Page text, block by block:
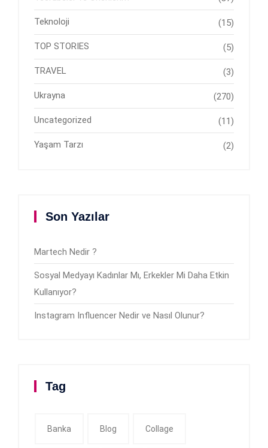
Teknoloji (15)
TOP STORIES (5)
TRAVEL (3)
Ukrayna (270)
Uncategorized (11)
Yaşam Tarzı (2)
Son Yazılar
Martech Nedir ?
Sosyal Medyayı Kadınlar Mı, Erkekler Mi Daha Etkin
Kullanıyor?
Instagram Influencer Nedir ve Nasıl Olunur?
Tag
Banka Blog Collage